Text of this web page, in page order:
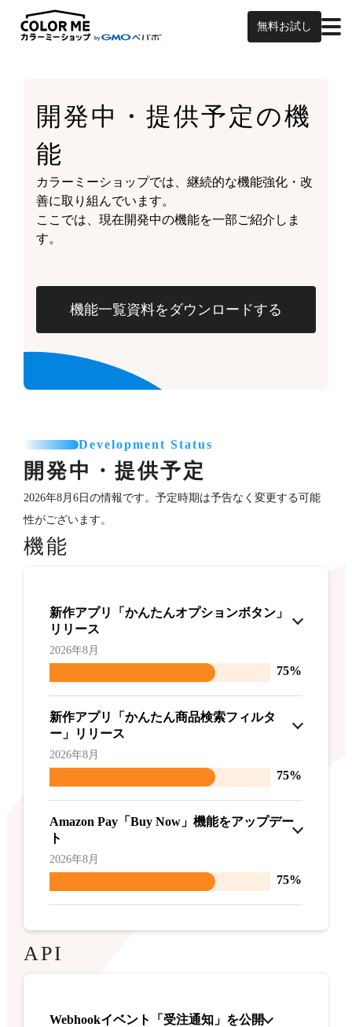
無料お試し
開発中・提供予定の機
能
カラーミーショップでは、継続的な機能強化・改
善に取り組んでいます。
ここでは、現在開発中の機能を一部ご紹介しま
す。
機能一覧資料をダウンロードする
Development Status
開発中・提供予定
2026年8月6日の情報です。予定時期は予告なく変更する可能
性がございます。
機能
新作アプリ「かんたんオプションボタン」
リリース
2026年8月
75%
新作アプリ「かんたん商品検索フィルタ
ー」リリース
2026年8月
75%
Amazon Pay「Buy Now」機能をアップデー
ト
2026年8月
75%
API
Webhookイベント「受注通知」を公開